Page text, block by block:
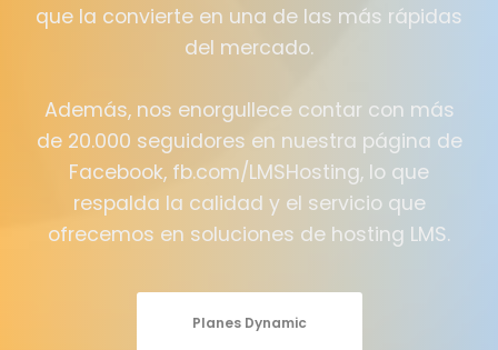
que la convierte en una de las más rápidas
del mercado.
Además, nos enorgullece contar con más
de 20.000 seguidores en nuestra página de
Facebook, fb.com/LMSHosting, lo que
respalda la calidad y el servicio que
ofrecemos en soluciones de hosting LMS.
Planes Dynamic